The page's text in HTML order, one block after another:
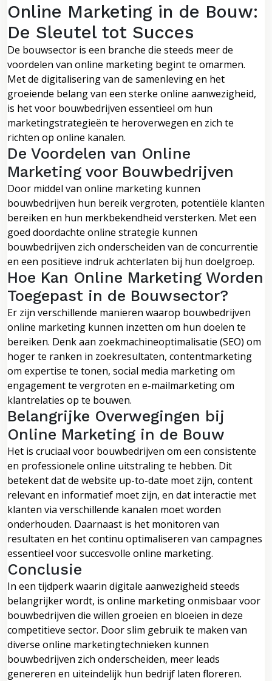
Online Marketing in de Bouw:
De Sleutel tot Succes
De bouwsector is een branche die steeds meer de
voordelen van online marketing begint te omarmen.
Met de digitalisering van de samenleving en het
groeiende belang van een sterke online aanwezigheid,
is het voor bouwbedrijven essentieel om hun
marketingstrategieën te heroverwegen en zich te
richten op online kanalen.
De Voordelen van Online
Marketing voor Bouwbedrijven
Door middel van online marketing kunnen
bouwbedrijven hun bereik vergroten, potentiële klanten
bereiken en hun merkbekendheid versterken. Met een
goed doordachte online strategie kunnen
bouwbedrijven zich onderscheiden van de concurrentie
en een positieve indruk achterlaten bij hun doelgroep.
Hoe Kan Online Marketing Worden
Toegepast in de Bouwsector?
Er zijn verschillende manieren waarop bouwbedrijven
online marketing kunnen inzetten om hun doelen te
bereiken. Denk aan zoekmachineoptimalisatie (SEO) om
hoger te ranken in zoekresultaten, contentmarketing
om expertise te tonen, social media marketing om
engagement te vergroten en e-mailmarketing om
klantrelaties op te bouwen.
Belangrijke Overwegingen bij
Online Marketing in de Bouw
Het is cruciaal voor bouwbedrijven om een consistente
en professionele online uitstraling te hebben. Dit
betekent dat de website up-to-date moet zijn, content
relevant en informatief moet zijn, en dat interactie met
klanten via verschillende kanalen moet worden
onderhouden. Daarnaast is het monitoren van
resultaten en het continu optimaliseren van campagnes
essentieel voor succesvolle online marketing.
Conclusie
In een tijdperk waarin digitale aanwezigheid steeds
belangrijker wordt, is online marketing onmisbaar voor
bouwbedrijven die willen groeien en bloeien in deze
competitieve sector. Door slim gebruik te maken van
diverse online marketingtechnieken kunnen
bouwbedrijven zich onderscheiden, meer leads
genereren en uiteindelijk hun bedrijf laten floreren.